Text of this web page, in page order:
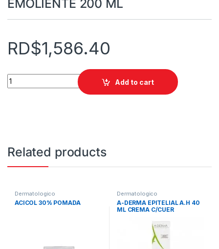
EMOLIENTE 200 ML
RD$1,586.40
A-DERMA EXOMEGA CREMA EMOLIENTE 200 ML quantity
Add to cart
Related products
Dermatologico
ACICOL 30% POMADA
Dermatologico
A-DERMA EPITELIAL A.H 40
ML CREMA C/CUER